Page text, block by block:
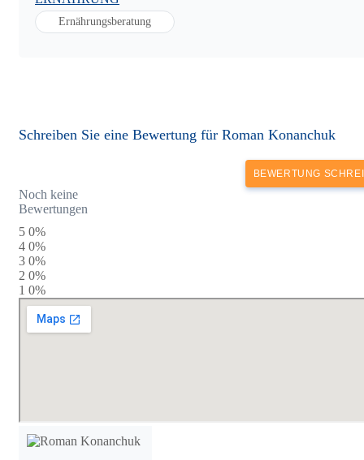
Ernährungsberatung
Schreiben Sie eine Bewertung für Roman Konanchuk
BEWERTUNG
Noch keine
Bewertungen
5 0%
4 0%
3 0%
2 0%
1 0%